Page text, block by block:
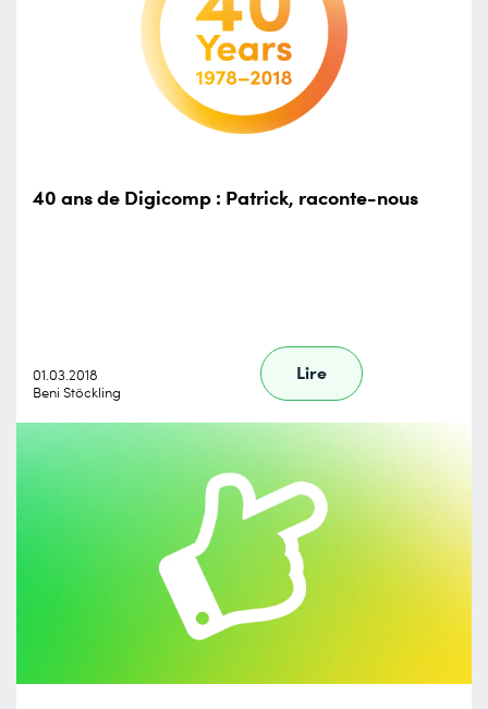
40 ans de Digicomp : Patrick, raconte-nous
01.03.2018
Beni Stöckling
Lire